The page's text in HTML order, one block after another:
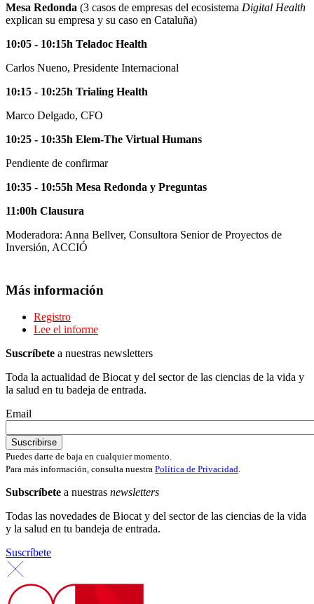
Mesa Redonda (3 casos de empresas del ecosistema Digital Health
explican su empresa y su caso en Cataluña)
10:05 - 10:15h Teladoc Health
Carlos Nueno, Presidente Internacional
10:15 - 10:25h Trialing Health
Marco Delgado, CFO
10:25 - 10:35h Elem-The Virtual Humans
Pendiente de confirmar
10:35 - 10:55h Mesa Redonda y Preguntas
11:00h Clausura
Moderadora: Anna Bellver, Consultora Senior de Proyectos de
Inversión, ACCIÓ
Más información
Registro
Lee el informe
Suscríbete a nuestras newsletters
Toda la actualidad de Biocat y del sector de las ciencias de la vida y
la salud en tu badeja de entrada.
Email
Puedes darte de baja en cualquier momento.
Para más información, consulta nuestra Política de Privacidad.
Subscríbete a nuestras newsletters
Todas las novedades de Biocat y del sector de las ciencias de la vida
y la salud en tu bandeja de entrada.
Suscríbete